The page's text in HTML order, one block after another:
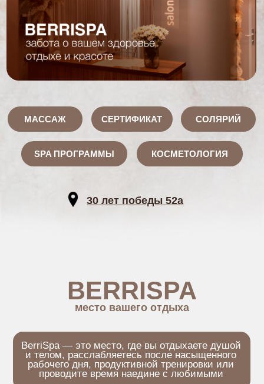
30 лет победы 52а
СОЛЯРИЙ
МАССАЖ
SPA ПРОГРАММЫ КОСМЕТОЛОГИЯ
место вашего отдыха
проводите время наедине с любимыми
BERRISPA